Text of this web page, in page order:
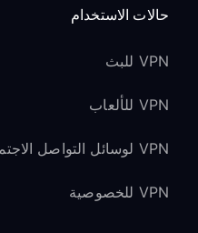
حالات الاستخدام
VPN للبث
VPN للألعاب
VPN لوسائل التواصل الاجتماعي
VPN للخصوصية